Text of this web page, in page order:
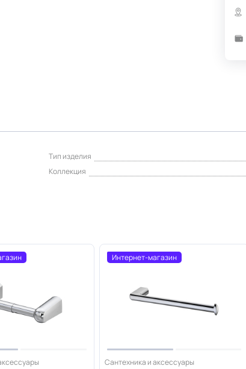
Тип изделия
Коллекция
Интернет-магазин
Сантехника и аксессуары